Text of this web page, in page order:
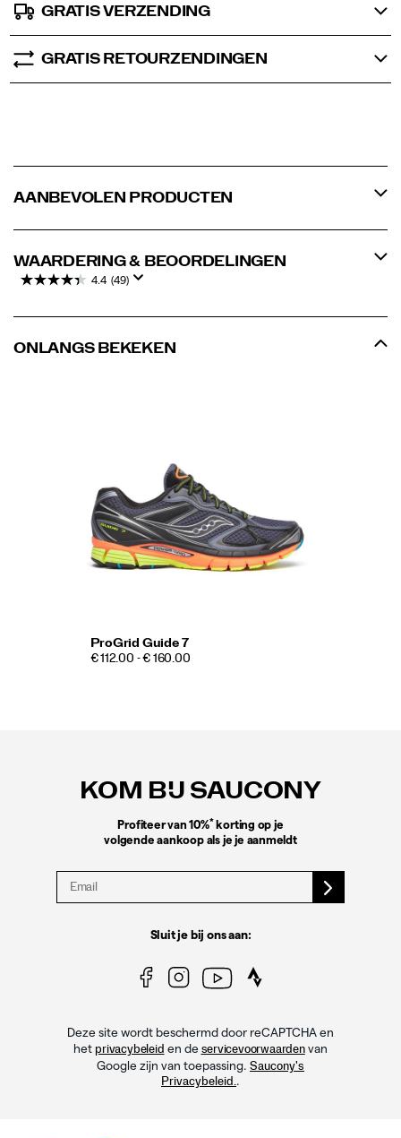
GRATIS VERZENDING
GRATIS RETOURZENDINGEN
AANBEVOLEN PRODUCTEN
WAARDERING & BEOORDELINGEN
4.4 (49)
ONLANGS BEKEKEN
ProGrid Guide 7
€ 112.00 - € 160.00
KOM BIJ SAUCONY
Profiteer van 10%* korting op je
volgende aankoop als je je aanmeldt
Sluit je bij ons aan:
Deze site wordt beschermd door reCAPTCHA en
het privacybeleid en de servicevoorwaardenvan
Google zijn van toepassing. Saucony's
Privacybeleid. .